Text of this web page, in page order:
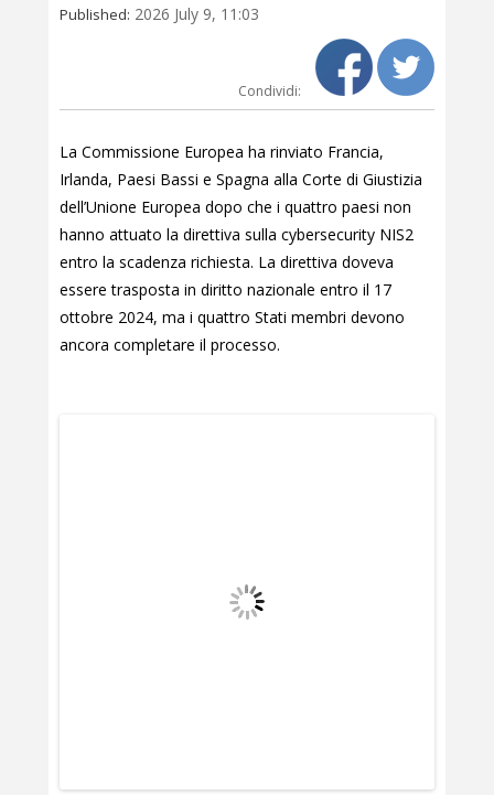
Published: 2026 July 9, 11:03
Condividi:
La Commissione Europea ha rinviato Francia,
Irlanda, Paesi Bassi e Spagna alla Corte di Giustizia
dell’Unione Europea dopo che i quattro paesi non
hanno attuato la direttiva sulla cybersecurity NIS2
entro la scadenza richiesta. La direttiva doveva
essere trasposta in diritto nazionale entro il 17
ottobre 2024, ma i quattro Stati membri devono
ancora completare il processo.